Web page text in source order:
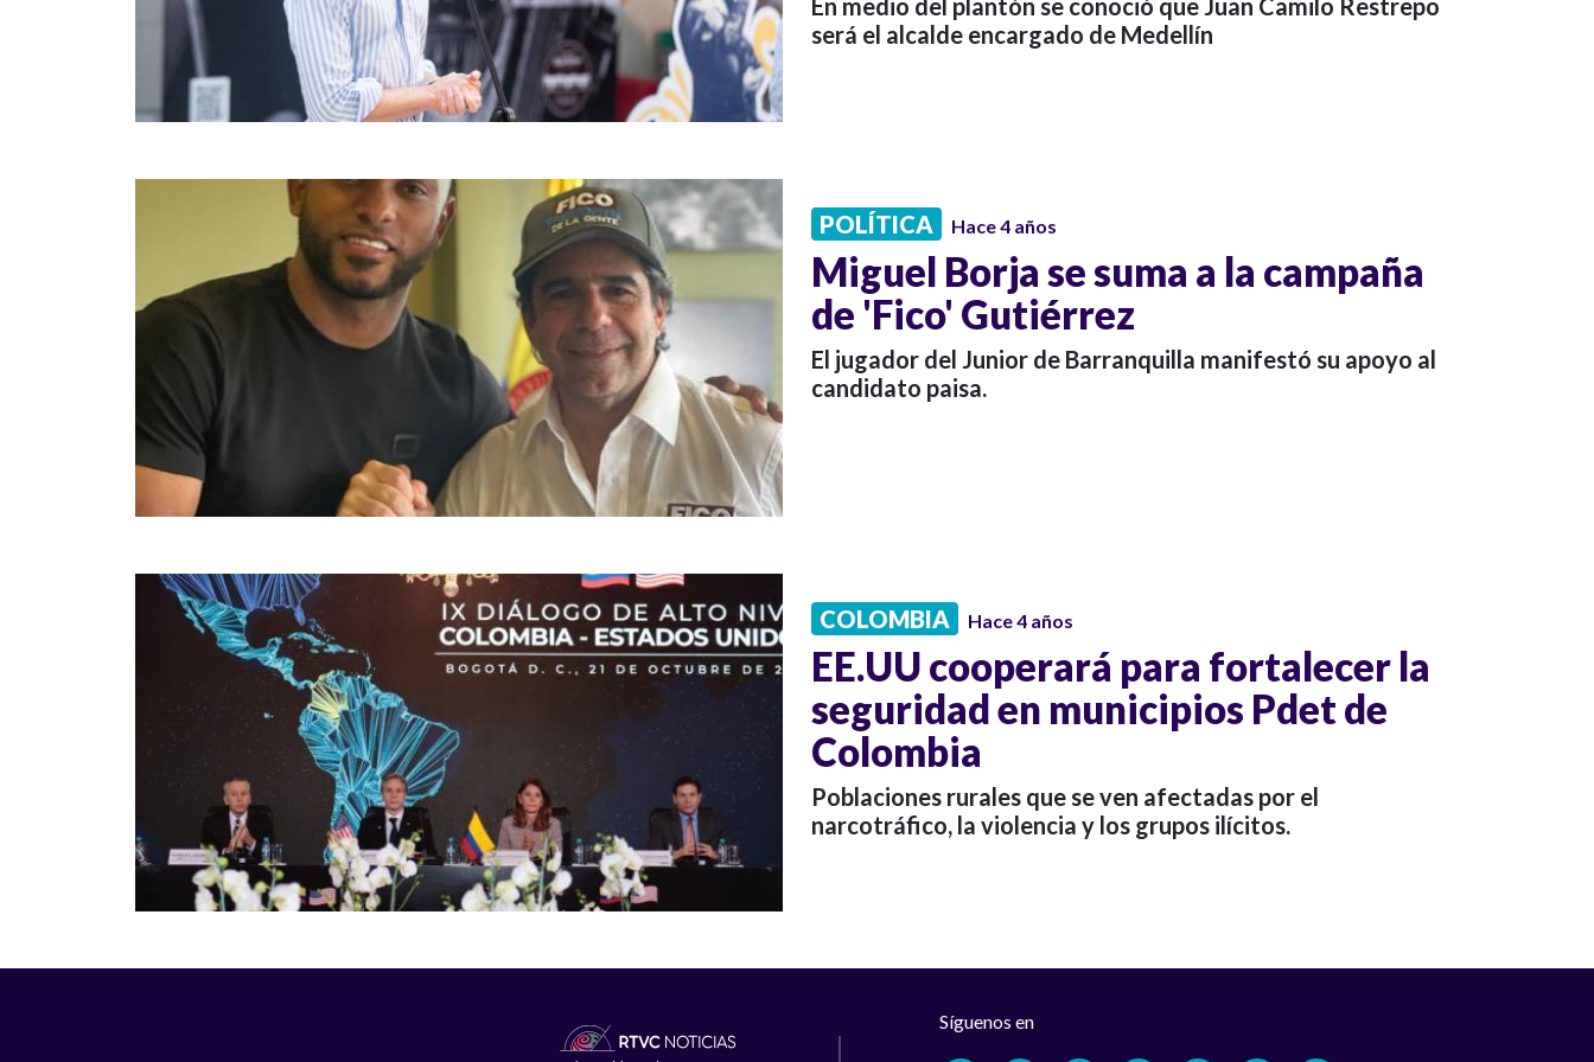
En medio del plantón se conoció que Juan Camilo Restrepo
será el alcalde encargado de Medellín
POLÍTICA Hace 4 años
Miguel Borja se suma a la campaña
de 'Fico' Gutiérrez
El jugador del Junior de Barranquilla manifestó su apoyo al
candidato paisa.
COLOMBIA Hace 4 años
EE.UU cooperará para fortalecer la
seguridad en municipios Pdet de
Colombia
Poblaciones rurales que se ven afectadas por el
narcotráfico, la violencia y los grupos ilícitos.
Síguenos en